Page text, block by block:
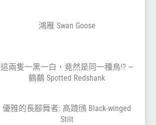
鴻雁 Swan Goose
這兩隻一黑一白，竟然是同一種鳥!? —
鶴鷸 Spotted Redshank
優雅的長腳舞者: 高蹺鴴 Black-winged
Stilt